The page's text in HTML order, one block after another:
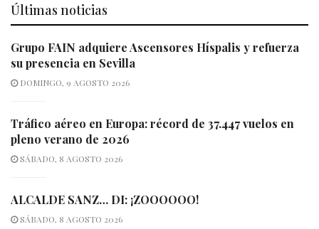
Últimas noticias
Grupo FAIN adquiere Ascensores Híspalis y refuerza
su presencia en Sevilla
DOMINGO, 9 AGOSTO 2026
Tráfico aéreo en Europa: récord de 37.447 vuelos en
pleno verano de 2026
SÁBADO, 8 AGOSTO 2026
ALCALDE SANZ… DI: ¡ZOOOOOO!
SÁBADO, 8 AGOSTO 2026